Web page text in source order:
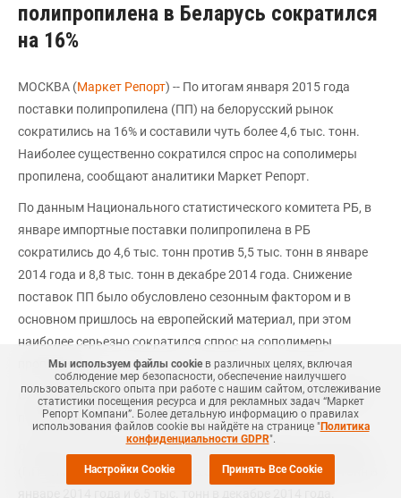
полипропилена в Беларусь сократился
на 16%
МОСКВА (Маркет Репорт) -- По итогам января 2015 года
поставки полипропилена (ПП) на белорусский рынок
сократились на 16% и составили чуть более 4,6 тыс. тонн.
Наиболее существенно сократился спрос на сополимеры
пропилена, сообщают аналитики Маркет Репорт.
По данным Национального статистического комитета РБ, в
январе импортные поставки полипропилена в РБ
сократились до 4,6 тыс. тонн против 5,5 тыс. тонн в январе
2014 года и 8,8 тыс. тонн в декабре 2014 года. Снижение
поставок ПП было обусловлено сезонным фактором и в
основном пришлось на европейский материал, при этом
наиболее серьезно сократился спрос на сополимеры
пропилена.
Структура потребления по видам ПП за рассматриваемый
период выглядит следующим образом.
Январский показатель импорта гомополимеров пропилена
(ПП-гомо) сократился до 3,9 тыс. тонн против 4,1 тыс. тонн в
Мы используем файлы cookieв различных целях, включая
соблюдение мер безопасности, обеспечение наилучшего
пользовательского опыта при работе с нашим сайтом, отслеживание
статистики посещения ресурса и для рекламных задач “Маркет
Репорт Компани”. Более детальную информацию о правилах
использования файлов cookie вы найдёте на странице "Политика
конфиденциальности GDPR".
Настройки Cookie Принять Все Cookie